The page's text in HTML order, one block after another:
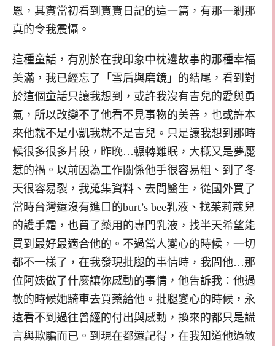
恩，其實當初看到寶寶日記的這一篇，有那一剎那
真的令我震懾。
這種童話，有別於在我印象中枕邊故事的那種幸福
美滿，我已經忘了「雪后與磨鏡」的結尾，看到對
於這個童話只讓我想到，或許我沒有吉兒的愛與勇
氣，所以改變不了他看不見事物的美善，也或許本
來他就不是小凱我就不是吉兒。只是讓我想到那時
候很多很多片段，昨晚…輾轉難眠，大概又是夢魘
惹的禍。以前因為工作關係他手很容易粗、到了冬
天很容易裂，我蒐集資料、去問醫生，從國外買了
當時台灣還沒有進口的burt’s bee乳液、找茱莉蔻兒
的護手霜，也買了藥用的專門乳液，找半天希望能
買到最好最適合他的。不過當人變心的時候，一切
都不一樣了，在我發現批腿的事情時，我問他…那
位阿姨做了什麼讓你感動的事情，他告訴我：他過
敏的時候她騎車去買藥給他。批腿變心的時候，永
遠看不到過往曾經的付出與感動，換來的都只是謊
言與欺騙而已。到現在都還記得，在我知道他過敏